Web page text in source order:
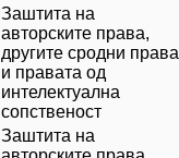
Заштита на
авторските права,
другите сродни права
и правата од
интелектуална
сопственост
Заштита на